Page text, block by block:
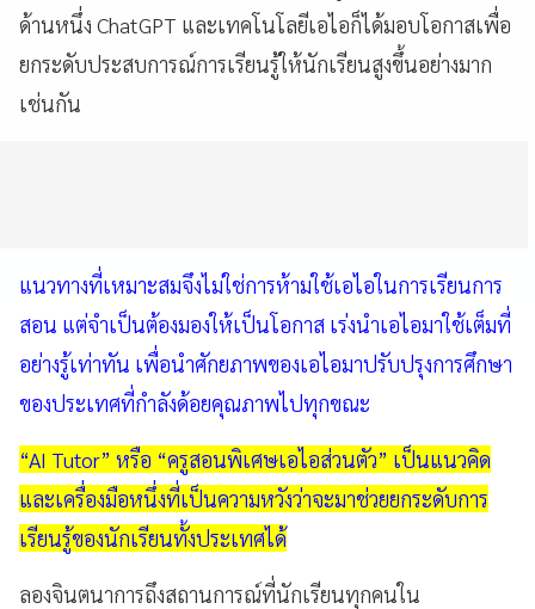
ด้านหนึ่ง ChatGPT และเทคโนโลยีเอไอก็ได้มอบโอกาสเพื่อ
ยกระดับประสบการณ์การเรียนรู้ให้นักเรียนสูงขึ้นอย่างมาก
เช่นกัน
แนวทางที่เหมาะสมจึงไม่ใช่การห้ามใช้เอไอในการเรียนการ
สอน แต่จำเป็นต้องมองให้เป็นโอกาส เร่งนำเอไอมาใช้เต็มที่
อย่างรู้เท่าทัน เพื่อนำศักยภาพของเอไอมาปรับปรุงการศึกษา
ของประเทศที่กำลังด้อยคุณภาพไปทุกขณะ
“AI Tutor” หรือ “ครูสอนพิเศษเอไอส่วนตัว” เป็นแนวคิด
และเครื่องมือหนึ่งที่เป็นความหวังว่าจะมาช่วยยกระดับการ
เรียนรู้ของนักเรียนทั้งประเทศได้
ลองจินตนาการถึงสถานการณ์ที่นักเรียนทุกคนใน